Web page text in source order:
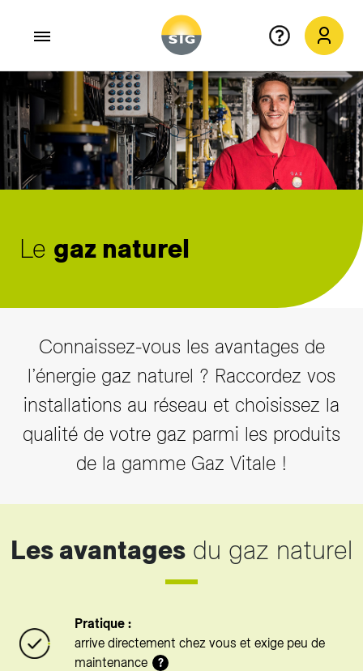
Aller au contenu principal
Le gaz naturel
Connaissez-vous les avantages de
l’énergie gaz naturel ? Raccordez vos
installations au réseau et choisissez la
qualité de votre gaz parmi les produits
de la gamme Gaz Vitale !
Les avantages du gaz naturel
Pratique :
arrive directement chez vous et exige peu de
maintenance
?